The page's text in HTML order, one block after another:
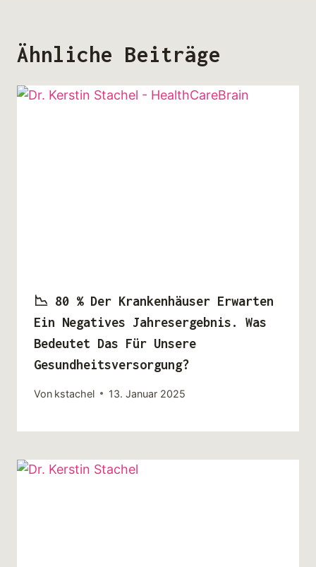
Ähnliche Beiträge
📉 80 % Der Krankenhäuser Erwarten
Ein Negatives Jahresergebnis. Was
Bedeutet Das Für Unsere
Gesundheitsversorgung?
Von kstachel 13. Januar 2025